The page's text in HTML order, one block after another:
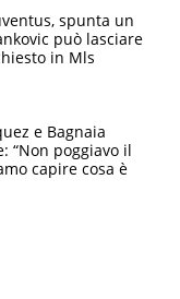
spunta un
può lasciare
in Mls
e Bagnaia
“Non poggiavo il
capire cosa è